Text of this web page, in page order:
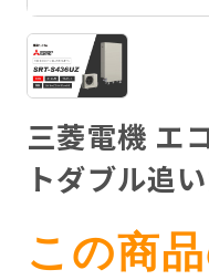
三菱電機 エ
トダブル追
この商